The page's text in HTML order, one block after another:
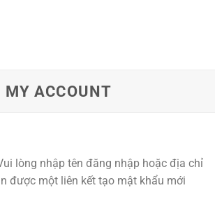
MY ACCOUNT
lòng nhập tên đăng nhập hoặc địa chỉ
được một liên kết tạo mật khẩu mới